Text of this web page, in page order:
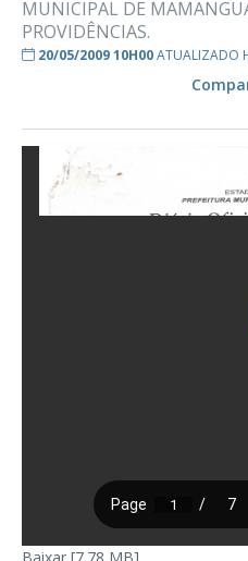
MUNICIPAL DE
PROVIDÊNCIAS.
20/05/2009 10H00ATUALIZADO